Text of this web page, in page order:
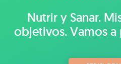
Nutrir y Sanar.
objetivos. Vamos